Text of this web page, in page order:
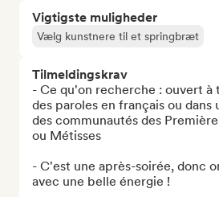
Vigtigste muligheder
Vælg kunstnere til et springbræt
Tilmeldingskrav
- Ce qu'on recherche : ouvert à
des paroles en français ou dans
des communautés des
ou Métisses
- C'est une après-soirée, donc
avec une belle énergie !